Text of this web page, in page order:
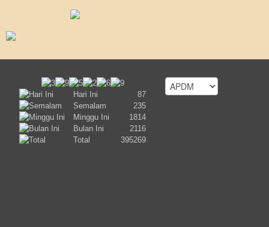
Hari Ini
87
Semalam
235
Minggu Ini
1814
Bulan Ini
2116
Total
395269